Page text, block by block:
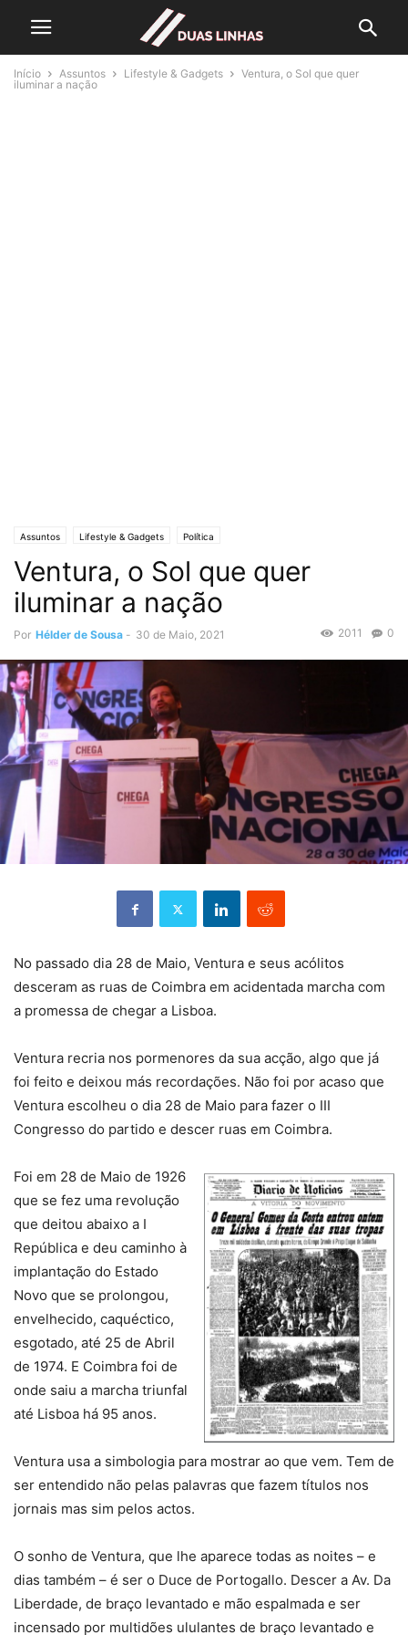
Início Assuntos Lifestyle & Gadgets
Ventura, o Sol que quer
iluminar a nação
Assuntos Lifestyle & Gadgets Política
Ventura, o Sol que quer
iluminar a nação
Por Hélder de Sousa - 30 de Maio, 2021 0
2011
No passado dia 28 de Maio, Ventura e seus acólitos
desceram as ruas de Coimbra em acidentada marcha com
a promessa de chegar a Lisboa.
Ventura recria nos pormenores da sua acção, algo que já
foi feito e deixou más recordações. Não foi por acaso que
Ventura escolheu o dia 28 de Maio para fazer o III
Congresso do partido e descer ruas em Coimbra.
Foi em 28 de Maio de 1926
que se fez uma revolução
que deitou abaixo a I
República e deu caminho à
implantação do Estado
Novo que se prolongou,
envelhecido, caquéctico,
esgotado, até 25 de Abril
de 1974. E Coimbra foi de
onde saiu a marcha triunfal
até Lisboa há 95 anos.
Ventura usa a simbologia para mostrar ao que vem. Tem de
ser entendido não pelas palavras que fazem títulos nos
jornais mas sim pelos actos.
O sonho de Ventura, que lhe aparece todas as noites – e
dias também – é ser o Duce de Portogallo. Descer a Av. Da
Liberdade, de braço levantado e mão espalmada e ser
incensado por multidões ululantes de braço levantado e